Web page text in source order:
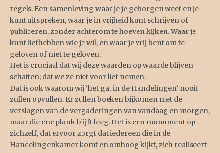
regels. Een samenleving waar je je geborgen weet en je
kunt uitspreken, waar je in vrijheid kunt schrijven of
publiceren, zonder achterom te hoeven kijken. Waar je
kunt liefhebben wie je wil, en waar je vrij bent om te
geloven of níet te geloven.
Het is cruciaal dat wij deze waarden op waarde blijven
schatten; dat we ze niet voor lief nemen.
Dat is ook waarom wij ‘het gat in de Handelingen’ nooit
zullen opvullen. Er zullen boeken bijkomen met de
verslagen van de vergaderingen van vandaag en morgen,
maar die ene plank blijft leeg. Het is een monument op
zichzelf, dat ervoor zorgt dat iedereen die in de
Handelingenkamer komt en omhoog kijkt, zich realiseert